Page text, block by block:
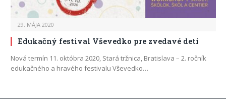
29. MÁJA 2020
Edukačný festival Vševedko pre zvedavé deti
Nová termín 11. októbra 2020, Stará tržnica, Bratislava – 2. ročník
edukačného a hravého festivalu Vševedko…